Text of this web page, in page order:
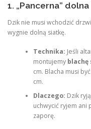
1. „Pancerna”
Dzik nie musi wchodzić
wygnie dolną siatkę.
Technika: Jeśli
montujemy
cm. Blacha musi
cm.
Dlaczego: Dzik
uchwycić ryjem ani
zaporę.